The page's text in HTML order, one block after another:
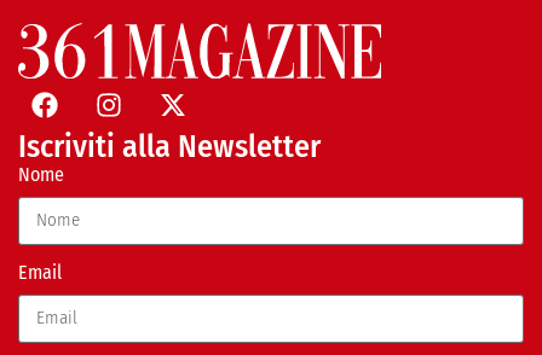
Iscriviti alla Newsletter
Nome
Email